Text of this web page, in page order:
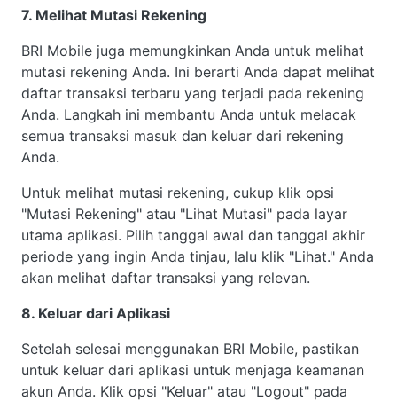
7. Melihat Mutasi Rekening
BRI Mobile juga memungkinkan Anda untuk melihat
mutasi rekening Anda. Ini berarti Anda dapat melihat
daftar transaksi terbaru yang terjadi pada rekening
Anda. Langkah ini membantu Anda untuk melacak
semua transaksi masuk dan keluar dari rekening
Anda.
Untuk melihat mutasi rekening, cukup klik opsi
"Mutasi Rekening" atau "Lihat Mutasi" pada layar
utama aplikasi. Pilih tanggal awal dan tanggal akhir
periode yang ingin Anda tinjau, lalu klik "Lihat." Anda
akan melihat daftar transaksi yang relevan.
8. Keluar dari Aplikasi
Setelah selesai menggunakan BRI Mobile, pastikan
untuk keluar dari aplikasi untuk menjaga keamanan
akun Anda. Klik opsi "Keluar" atau "Logout" pada